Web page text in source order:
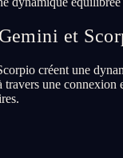
et
créent une
une connexion